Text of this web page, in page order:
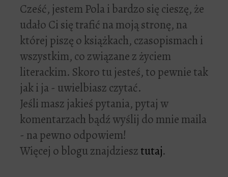
Cześć, jestem Pola i bardzo się cieszę, że
udało Ci się trafić na moją stronę, na
której piszę o książkach, czasopismach i
wszystkim, co związane z życiem
literackim. Skoro tu jesteś, to pewnie tak
jak i ja - uwielbiasz czytać.
Jeśli masz jakieś pytania, pytaj w
komentarzach bądź wyślij do mnie maila
- na pewno odpowiem!
Więcej o blogu znajdziesztutaj.